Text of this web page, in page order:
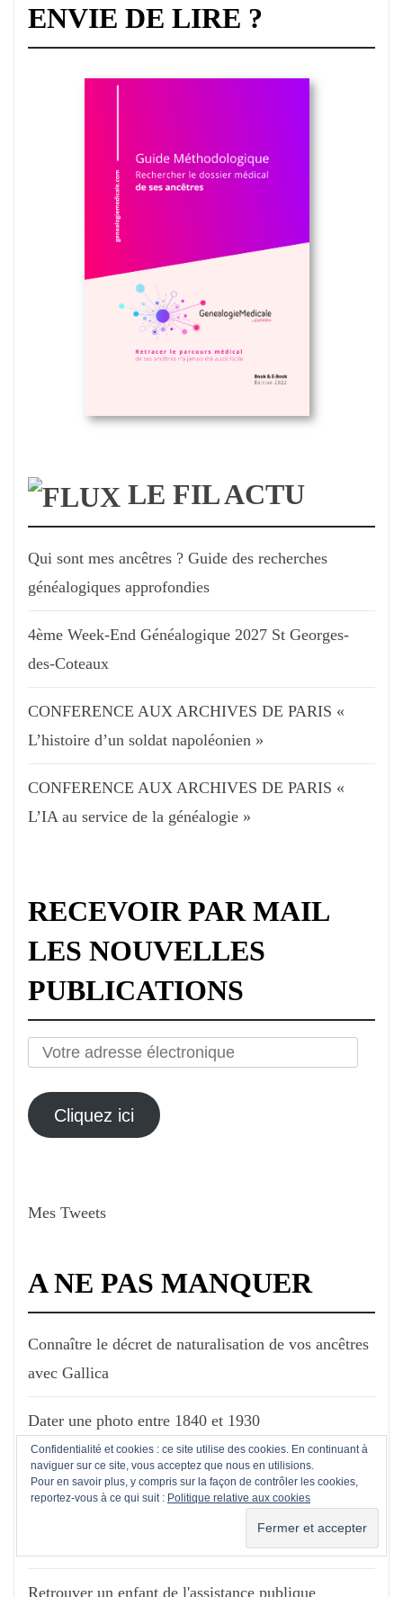
ENVIE DE LIRE ?
LE FIL ACTU
Qui sont mes ancêtres ? Guide des recherches
généalogiques approfondies
4ème Week-End Généalogique 2027 St Georges-
des-Coteaux
CONFERENCE AUX ARCHIVES DE PARIS «
L’histoire d’un soldat napoléonien »
CONFERENCE AUX ARCHIVES DE PARIS «
L’IA au service de la généalogie »
RECEVOIR PAR MAIL
LES NOUVELLES
PUBLICATIONS
Votre
électronique
Cliquez ici
Mes Tweets
A NE PAS MANQUER
Connaître le décret de naturalisation de vos ancêtres
avec Gallica
Dater une photo entre 1840 et 1930
Obtenir le dossier médical de votre ancêtre militaire
Retrouver un enfant de l'assistance publique
Confidentialité et cookies : ce site utilise des cookies. En continuant à
naviguer sur ce site, vous acceptez que nous en utilisions.
Pour en savoir plus, y compris sur la façon de contrôler les cookies,
reportez-vous à ce qui suit : Politique relative aux cookies